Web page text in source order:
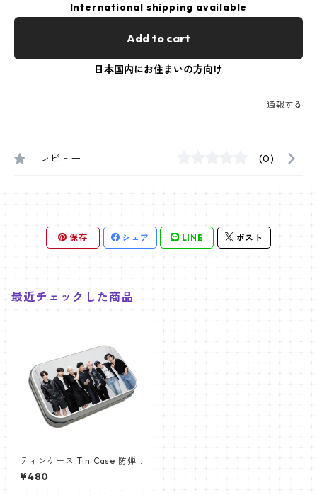
International shipping available
Add to cart
日本国内にお住まいの方向け
通報する
レビュー (0)
保存 シェア LINE ポスト
最近チェックした商品
ティンケース Tin Case 防弾少
年団 (BTS-9)
¥480